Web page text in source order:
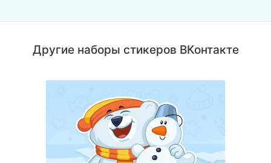
Другие наборы стикеров ВКонтакте